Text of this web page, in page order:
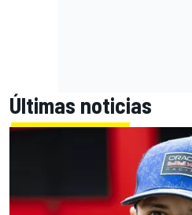
Últimas noticias